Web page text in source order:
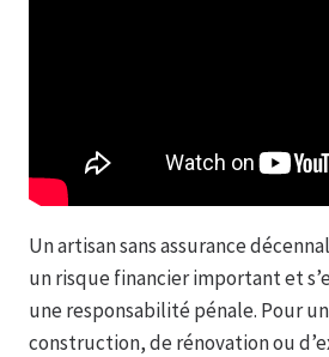
Un artisan sans assurance
un risque financier important et
une responsabilité pénale. Pour
construction, de rénovation ou